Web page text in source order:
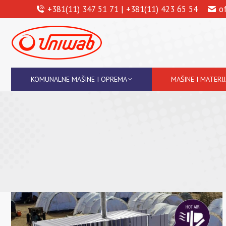
+381(11) 347 51 71 | +381(11) 423 65 54
KOMUNALNE MAŠINE I OPREMA MAŠINE I